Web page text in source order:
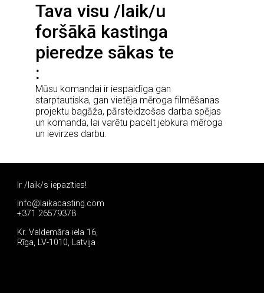
Tava visu /laik/u
foršākā kastinga
pieredze sākas te
Mūsu komandai ir iespaidīga gan
starptautiska, gan vietēja mēroga filmēšanas
projektu bagāža, pārsteidzošas darba spējas
un komanda, lai varētu pacelt jebkura mēroga
un ievirzes darbu.
Ir /laik/s iepazīties!
info@laikacasting.com
+371 26579378
Kr. Valdemāra iela 16,
Rīga, LV-1010, Latvija